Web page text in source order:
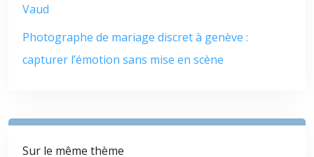
Vaud
Photographe de mariage discret à genève :
capturer l’émotion sans mise en scène
Sur le même thème